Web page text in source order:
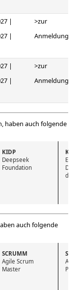
|
|
>zur
Anmeldung
|
|
>zur
Anmeldung
haben auch folgende
KIDP
Deepseek
Foundation
KIED
der
auch folgende
SCRUMM
Agile Scrum
Master